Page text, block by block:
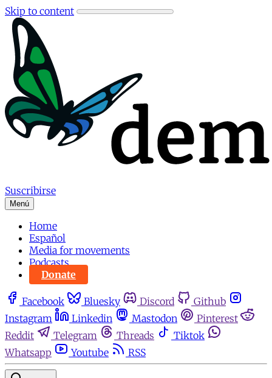
Skip to content
Suscribirse
Menú
Home
Español
Media for movements
Podcasts
Donate
Facebook Bluesky Discord
Github
Instagram
Linkedin Mastodon
Pinterest
Reddit
Telegram Threads
Tiktok
Whatsapp
Youtube RSS